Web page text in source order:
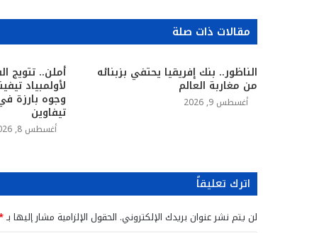
مقالات ذات صلة
الناظور.. بنك إفريقيا يحتفي بزبنائه
من مغاربة العالم
أغسطس 9, 2026
لأولمبياد
وجوه بارزة
تيفاوين
أغسطس 8, 2026
اترك تعليقاً
لن يتم نشر عنوان بريدك الإلكتروني. الحقول الإلزامية مشار إليها بـ